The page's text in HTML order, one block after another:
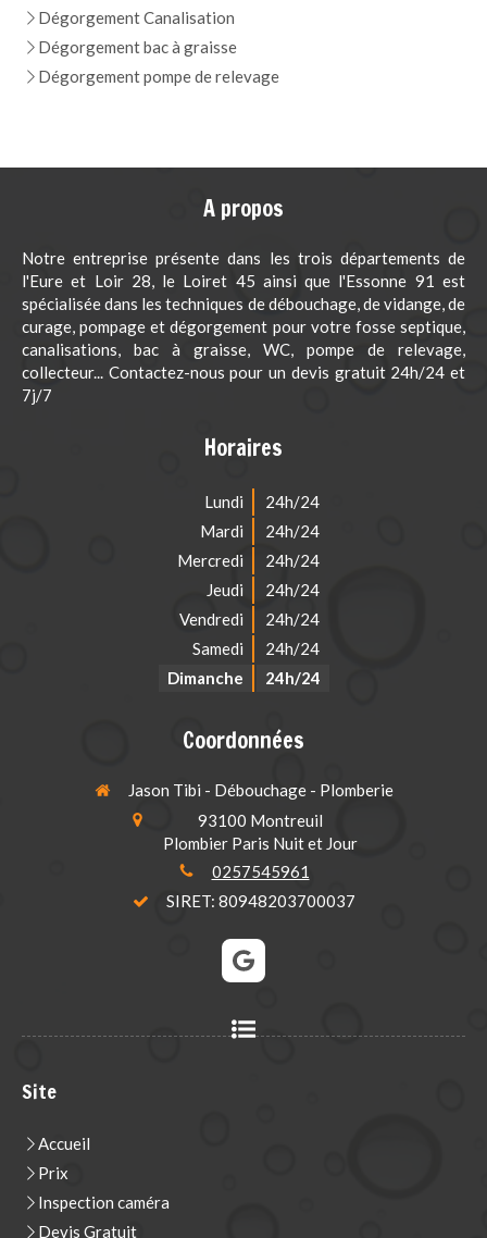
Dégorgement Canalisation
Dégorgement bac à graisse
Dégorgement pompe de relevage
A propos
Notre entreprise présente dans les trois départements de
l'Eure et Loir 28, le Loiret 45 ainsi que l'Essonne 91 est
spécialisée dans les techniques de débouchage, de vidange, de
curage, pompage et dégorgement pour votre fosse septique,
canalisations, bac à graisse, WC, pompe de relevage,
collecteur... Contactez-nous pour un devis gratuit 24h/24 et
7j/7
Horaires
Lundi
24h/24
Mardi
24h/24
Mercredi
24h/24
Jeudi
24h/24
Vendredi
24h/24
Samedi
24h/24
Dimanche
24h/24
Coordonnées
Jason Tibi - Débouchage - Plomberie
93100 Montreuil
Plombier Paris Nuit et Jour
0257545961
SIRET: 80948203700037
Site
Accueil
Prix
Inspection caméra
Devis Gratuit